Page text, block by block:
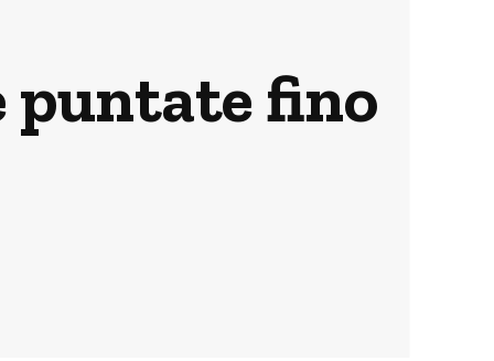
puntate fino